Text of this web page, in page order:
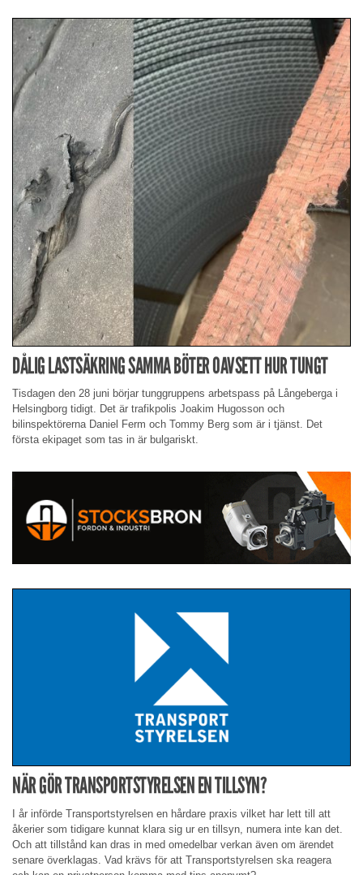
DÅLIG LASTSÄKRING SAMMA BÖTER OAVSETT HUR TUNGT
Tisdagen den 28 juni börjar tunggruppens arbetspass på Långeberga i
Helsingborg tidigt. Det är trafikpolis Joakim Hugosson och
bilinspektörerna Daniel Ferm och Tommy Berg som är i tjänst. Det
första ekipaget som tas in är bulgariskt.
NÄR GÖR TRANSPORTSTYRELSEN EN TILLSYN?
I år införde Transportstyrelsen en hårdare praxis vilket har lett till att
åkerier som tidigare kunnat klara sig ur en tillsyn, numera inte kan det.
Och att tillstånd kan dras in med omedelbar verkan även om ärendet
senare överklagas. Vad krävs för att Transportstyrelsen ska reagera